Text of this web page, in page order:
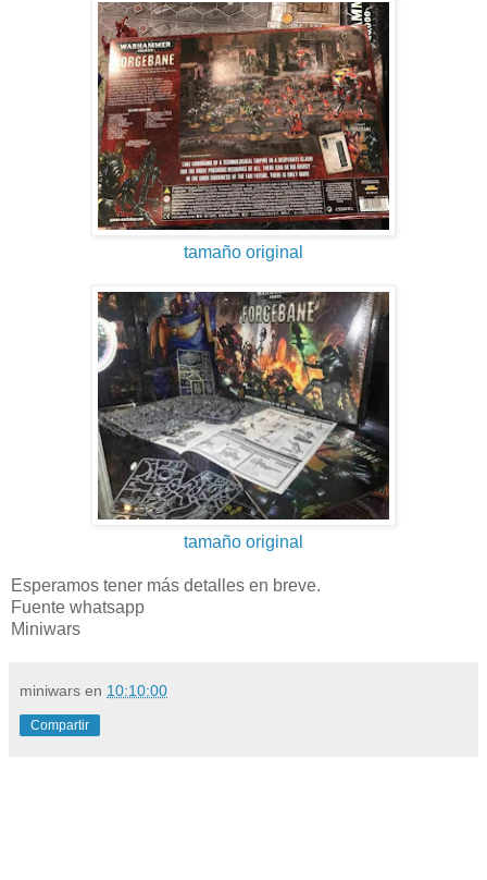
tamaño original
tamaño original
Esperamos tener más detalles en breve.
Fuente whatsapp
Miniwars
miniwars en 10:10:00
Compartir